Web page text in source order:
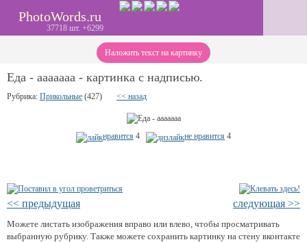
PhotoWords.ru
37718 шт. +6299
Наложить текст на картинку
Еда - ааааааа - картинка с надписью.
Рубрика: Прикольные (427) << назад
нравится 4 не нравится 4
<< предыдущая следующая >>
Можете листать изображения вправо или влево, чтобы просматривать
выбранную рубрику. Также можете сохранить картинку на стену вконтакте